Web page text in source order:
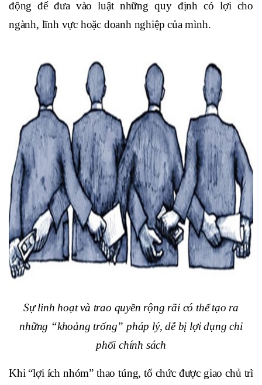
động để đưa vào luật những quy định có lợi cho
ngành, lĩnh vực hoặc doanh nghiệp của mình.
Sự linh hoạt và trao quyền rộng rãi có thể tạo ra
những “khoảng trống” pháp lý, dễ bị lợi dụng chi
phối chính sách
Khi “lợi ích nhóm” thao túng, tổ chức được giao chủ trì